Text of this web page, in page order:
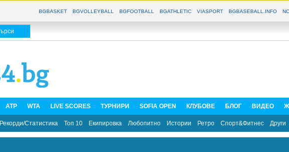
BGBASKET BGVOLLEYBALL BGFOOTBALL BGATHLETIC VIASPORT BGBASEBALL.INFO
ATP WTA LIVE SCORES ТУРНИРИ SOFIA OPEN КЛУБОВЕ БЛОГ ВИДЕО
Рекорди/Статистика Топ 10 Екипировка Любопитно Истории Ретро Спорт&Фитнес Други